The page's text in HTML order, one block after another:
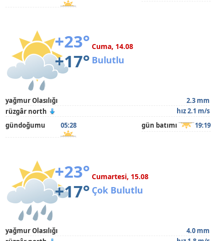
+23°
+17°
Cuma, 14.08
Bulutlu
yağmur Olasılığı
2.3 mm
rüzgâr north
hız 2.1 m/s
gündoğumu
05:28 gün batımı 19:19
+23°
+17°
Cumartesi, 15.08
Çok Bulutlu
yağmur Olasılığı
4.0 mm